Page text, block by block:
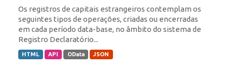
Os registros de capitais estrangeiros contemplam os
seguintes tipos de operações, criadas ou encerradas
em cada período data-base, no âmbito do sistema de
Registro Declaratório...
HTML API OData JSON